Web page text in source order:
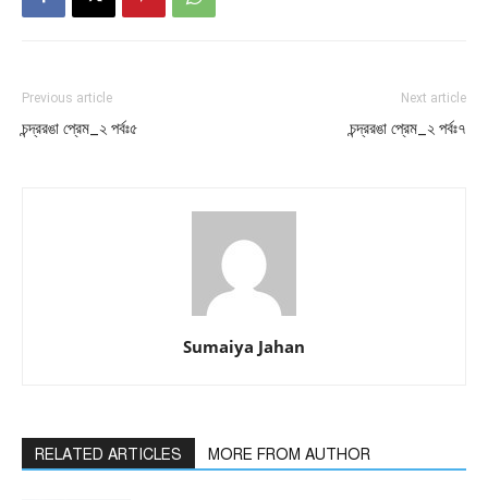
Previous article
চন্দ্ররঙা প্রেম_২ পর্বঃ৫
Next article
চন্দ্ররঙা প্রেম_২ পর্বঃ৭
Sumaiya Jahan
RELATED ARTICLES MORE FROM AUTHOR